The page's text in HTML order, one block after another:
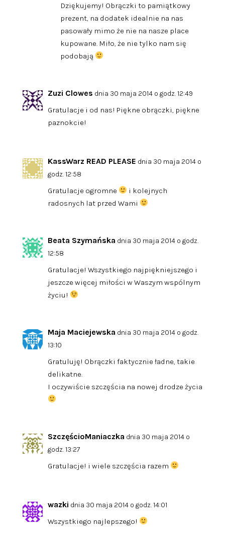
Dziękujemy! Obrączki to pamiątkowy
prezent, na dodatek idealnie na nas
pasowały mimo że nie na nasze place
kupowane. Miło, że nie tylko nam się
podobają
Zuzi Clowes dnia 30 maja 2014 o godz. 12:49
Gratulacje i od nas! Piękne obrączki, piękne
paznokcie!
KassWarz READ PLEASE dnia 30 maja 2014 o
godz. 12:58
Gratulacje ogromne
i kolejnych
radosnych lat przed Wami
Beata Szymańska dnia 30 maja 2014 o godz.
12:58
Gratulacje! Wszystkiego najpiękniejszego i
jeszcze więcej miłości w Waszym wspólnym
życiu!
Maja Maciejewska dnia 30 maja 2014 o godz.
13:10
Gratuluję! Obrączki faktycznie ładne, takie
delikatne.
I oczywiście szczęścia na nowej drodze życia
SzczęścioManiaczka dnia 30 maja 2014 o
godz. 13:27
Gratulacje! i wiele szczęścia razem
wazki dnia 30 maja 2014 o godz. 14:01
Wszystkiego najlepszego!